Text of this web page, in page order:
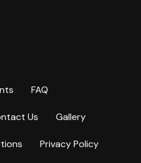
FAQ
Us Gallery
Privacy Policy